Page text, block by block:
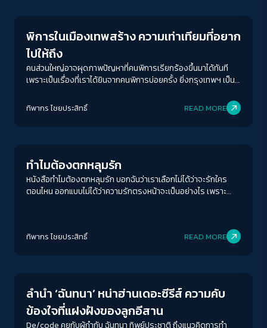
พิการในเมืองเทพสร้าง ความเท่าเทียมที่อยาก
ไปให้ถึง
คนส่วนใหญ่อาจผุดภาพปัญหาที่คนพิการเรียกร้องขึ้นมาได้ทันที
เพราะเป็นเรื่องที่เราได้ยินจากคนพิการบ่อยครั้ง ยิ่งกรุงเทพฯ เป็น
เป็นแบบไหนก็สะท้อนการออกแบบเมืองแบบนั้น”
ทิพากร ไชย​ประสิทธิ์​ READ MORE
ทำไมต้องตกหลุมรัก
หนังสือทำไมต้องตกหลุมรัก บอกฉันว่าเราเลือกไม่ได้ว่าจะรักใคร
ตอนไหน ออกแบบไม่ได้ว่าความรักตรงหน้าจะเป็นอย่างไร เพราะ
ทิพากร ไชย​ประสิทธิ์​ READ MORE
ลำนำ ‘ฉันทนา’ หน่าฮ่านเดอะซีรีส์ ความคับ
ข้องใจที่แฝงฝังของลูกอีสาน
De/code คุยกับผู้กำกับ ฉันทนา ทิพย์ประชาติ ถึงแนวคิดการทำ